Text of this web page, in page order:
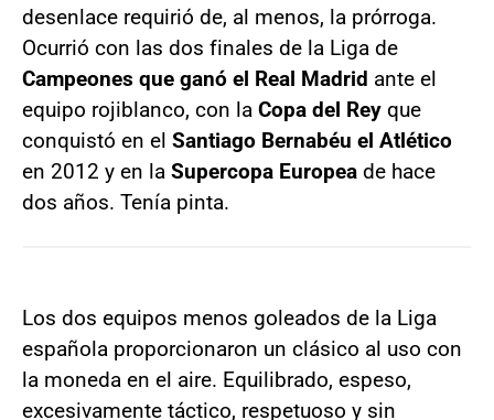
desenlace requirió de, al menos, la prórroga.
Ocurrió con las dos finales de la Liga de
Campeones que ganó el Real Madrid ante el
equipo rojiblanco, con la Copa del Rey que
conquistó en el Santiago Bernabéu el Atlético
en 2012 y en la Supercopa Europea de hace
dos años. Tenía pinta.
Los dos equipos menos goleados de la Liga
española proporcionaron un clásico al uso con
la moneda en el aire. Equilibrado, espeso,
excesivamente táctico, respetuoso y sin